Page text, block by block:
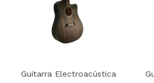
Guitarra Electroacústica